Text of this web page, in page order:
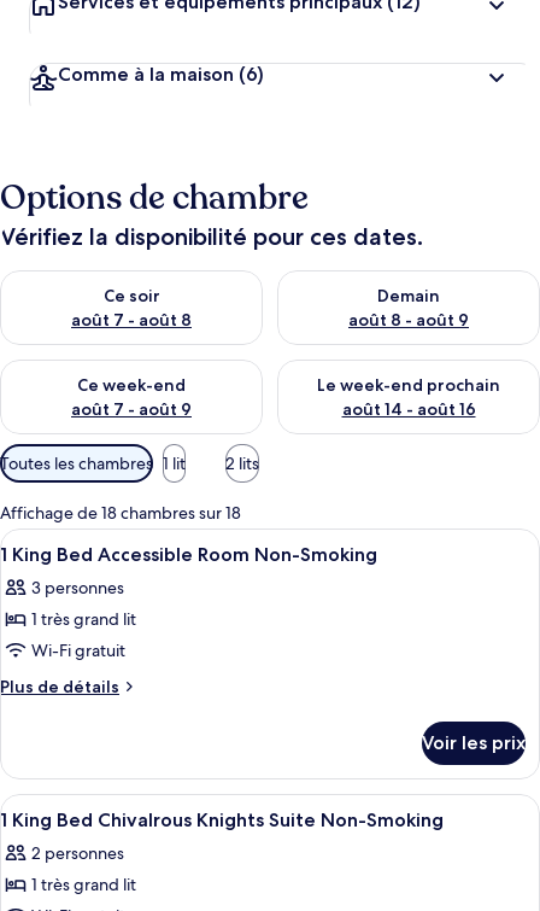
Comme à la maison (6)
Options de chambre
Vérifiez la disponibilité pour ces dates.
Ce soir
août 7 - août 8
Vérifier la disponibilité pour ce soir août 7 - août 8
Demain
août 8 - août 9
Vérifier la disponibilité pour
Ce week-end
août 7 - août 9
Vérifier la disponibilité pour ce week-end août 7 - août 9
Le week-end prochain
août 14 - août 16
Vérifier la disponibilité pour
Filtres
disponibles
pour
les
chambres
Toutes les chambres 1 lit 2 lits
Affichage de 18 chambres sur 18
Afficher
toutes
les
photos
pour
ce
chambre :
King
Bed
Accessible
Room
Une chambre d’hôtel avec un lit,
10
1 King Bed Accessible Room Non-Smoking
3 personnes
1 très grand lit
Wi-Fi gratuit
Plus de détails
Plus
le
type
de
chambre
King
Voir les prix
Afficher
toutes
les
photos
Une chambre d’hôtel avec un lit,
6
1 King Bed Chivalrous Knights Suite Non-Smoking
2 personnes
1 très grand lit